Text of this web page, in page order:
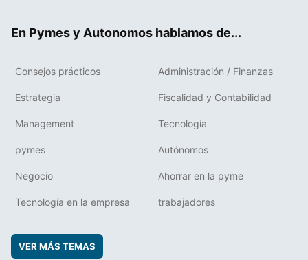
En Pymes y Autonomos hablamos de...
Consejos prácticos Administración / Finanzas
Estrategia Fiscalidad y Contabilidad
Management Tecnología
pymes Autónomos
Negocio Ahorrar en la pyme
Tecnología en la empresa trabajadores
VER MÁS TEMAS